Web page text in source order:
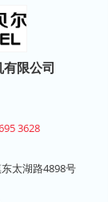
限公司
3628
太湖路4898号